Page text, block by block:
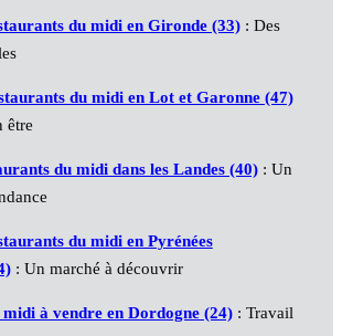
du midi en Gironde (33): Des
du midi en Lot et Garonne (47)
être
du midi dans les Landes (40): Un
du midi en Pyrénées
: Un marché à découvrir
à vendre en Dordogne (24): Travail